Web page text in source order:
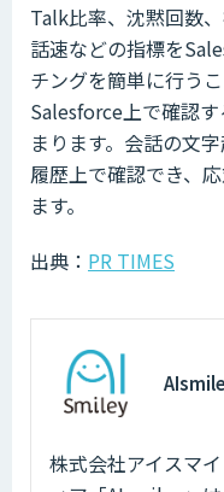
Talk比率、沈黙回数
話速などの指標を
チングを簡単に行う
Salesforce上で確認
まります。会話の文
履歴上で確認でき、
ます。
出典： PR TIMES
株式会社アイスマ